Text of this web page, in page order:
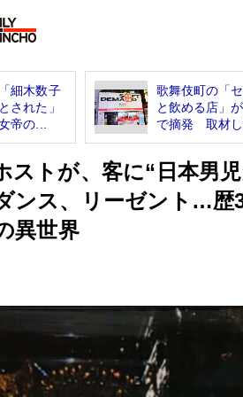
細木数子
された」
帝の...
歌舞伎町の「
と飲める店」
で摘発 取材し
ストが、客に“日本男
ンス、リーゼント…歴
異世界